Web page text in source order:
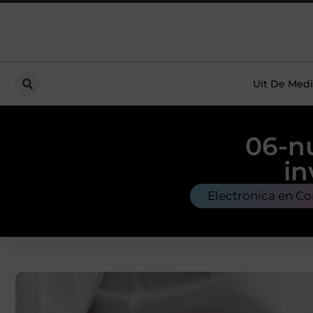
Uit De
06-
Electronica en